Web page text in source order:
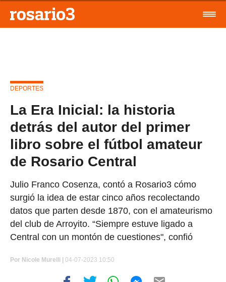
DEPORTES
La Era Inicial: la historia
detrás del autor del primer
libro sobre el fútbol amateur
de Rosario Central
Julio Franco Cosenza, contó a Rosario3 cómo
surgió la idea de estar cinco años recolectando
datos que parten desde 1870, con el amateurismo
del club de Arroyito. “Siempre estuve ligado a
Central con un montón de cuestiones", confió
Por Nicole Murelli 04-07-2023 10:50